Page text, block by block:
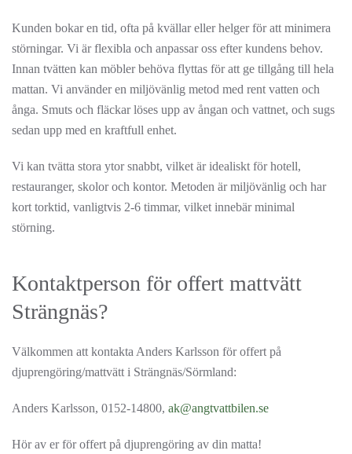
Kunden bokar en tid, ofta på kvällar eller helger för att minimera
störningar. Vi är flexibla och anpassar oss efter kundens behov.
Innan tvätten kan möbler behöva flyttas för att ge tillgång till hela
mattan. Vi använder en miljövänlig metod med rent vatten och
ånga. Smuts och fläckar löses upp av ångan och vattnet, och sugs
sedan upp med en kraftfull enhet.
Vi kan tvätta stora ytor snabbt, vilket är idealiskt för hotell,
restauranger, skolor och kontor. Metoden är miljövänlig och har
kort torktid, vanligtvis 2-6 timmar, vilket innebär minimal
störning.
Kontaktperson för offert mattvätt
Strängnäs?
Välkommen att kontakta Anders Karlsson för offert på
djuprengöring/mattvätt i Strängnäs/Sörmland:
Anders Karlsson, 0152-14800, ak@angtvattbilen.se
Hör av er för offert på djuprengöring av din matta!